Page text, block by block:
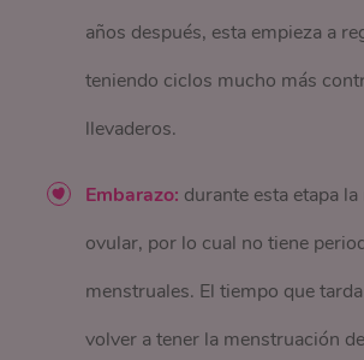
años después, esta empieza a
teniendo ciclos mucho más
llevaderos.
Embarazo: durante esta etapa
ovular, por lo cual no tiene
menstruales. El tiempo que
volver a tener la menstruación